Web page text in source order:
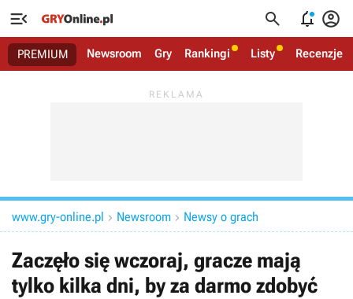
   
PREMIUM Newsroom Gry Rankingi Listy Recenzje
www.gry-online.pl  Newsroom  Newsy o grach
Zaczęło się wczoraj, gracze mają
tylko kilka dni, by za darmo zdobyć